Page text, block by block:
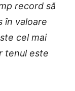
record să
în valoare
cel mai
tenul este